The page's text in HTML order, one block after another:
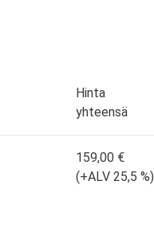
Hinta
yhteensä
159,00 €
(+ALV 25,5 %)